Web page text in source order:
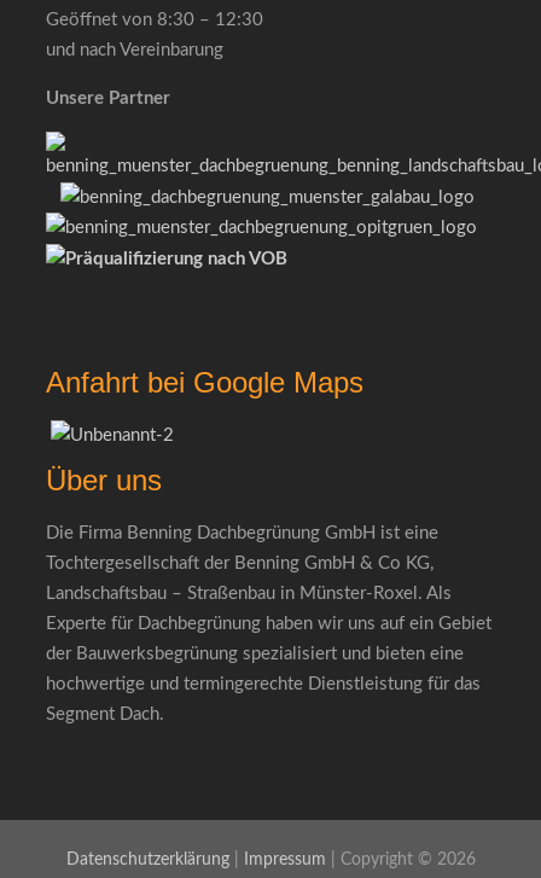
Geöffnet von 8:30 – 12:30
und nach Vereinbarung
Unsere Partner
Anfahrt bei Google Maps
Über uns
Die Firma Benning Dachbegrünung GmbH ist eine
Tochtergesellschaft der Benning GmbH & Co KG,
Landschaftsbau – Straßenbau in Münster-Roxel. Als
Experte für Dachbegrünung haben wir uns auf ein Gebiet
der Bauwerksbegrünung spezialisiert und bieten eine
hochwertige und termingerechte Dienstleistung für das
Segment Dach.
Datenschutzerklärung| Impressum | Copyright © 2026